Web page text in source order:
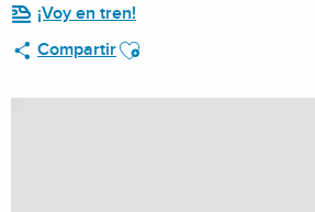
¡Voy en tren!
CompartirAjouter aux favoris